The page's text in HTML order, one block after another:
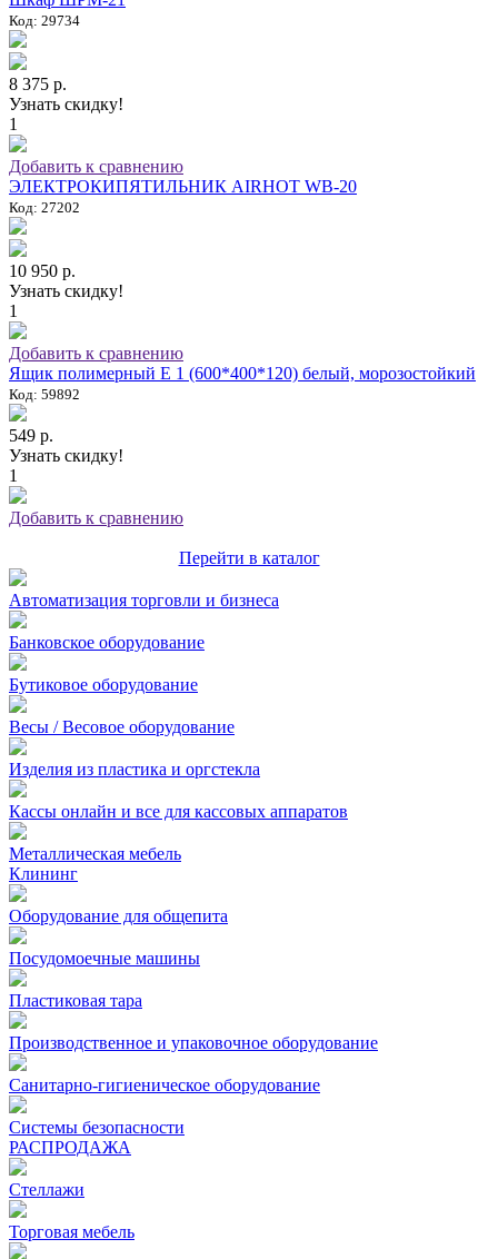
Код: 29734
8 375 р.
Узнать скидку!
1
Добавить к сравнению
ЭЛЕКТРОКИПЯТИЛЬНИК AIRHOT WB-20
Код: 27202
10 950 р.
Узнать скидку!
1
Добавить к сравнению
Ящик полимерный E 1 (600*400*120) белый, морозостойкий
Код: 59892
549 р.
Узнать скидку!
1
Добавить к сравнению
Перейти в каталог
Автоматизация торговли и бизнеса
Банковское оборудование
Бутиковое оборудование
Весы / Весовое оборудование
Изделия из пластика и оргстекла
Кассы онлайн и все для кассовых аппаратов
Металлическая мебель
Клининг
Оборудование для общепита
Посудомоечные машины
Пластиковая тара
Производственное и упаковочное оборудование
Санитарно-гигиеническое оборудование
Системы безопасности
РАСПРОДАЖА
Стеллажи
Торговая мебель